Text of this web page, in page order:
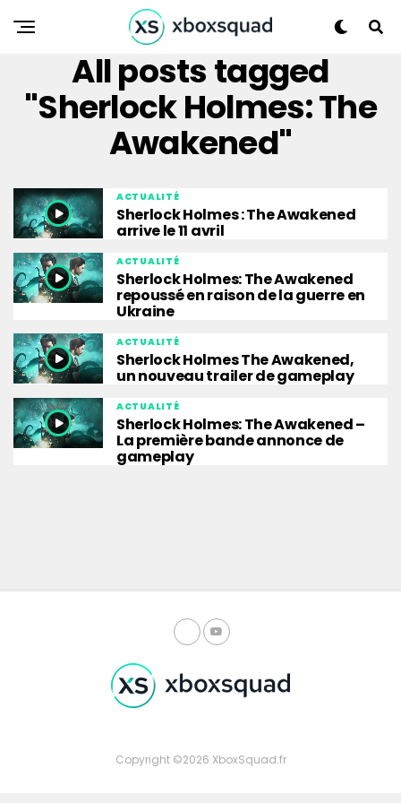
All posts tagged
"Sherlock Holmes: The
Awakened"
ACTUALITÉ
Sherlock Holmes : The Awakened
arrive le 11 avril
ACTUALITÉ
Sherlock Holmes: The Awakened
repoussé en raison de la guerre en
Ukraine
ACTUALITÉ
Sherlock Holmes The Awakened,
un nouveau trailer de gameplay
ACTUALITÉ
Sherlock Holmes: The Awakened –
La première bande annonce de
gameplay
Copyright ©2026 XboxSquad.fr